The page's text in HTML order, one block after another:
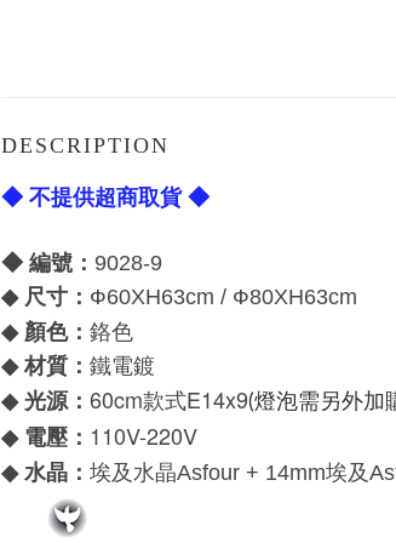
DESCRIPTION
◆ 不提供超商取貨 ◆
◆ 編號： 9028-9
◆ 尺寸： Ф60XH63cm / Ф80XH63cm
◆ 顏色： 鉻色
◆ 材質： 鐵電鍍
◆ 光源： 60cm款式E14x9(燈泡需另外加
◆ 電壓： 110V-220V
◆ 水晶： 埃及水晶Asfour + 14mm埃及